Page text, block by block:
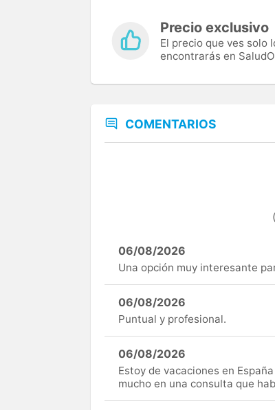
Precio exclusivo
El precio que ves solo
encontrarás en
COMENTARIOS
06/08/2026
Una opción muy interesante
06/08/2026
Puntual y profesional.
06/08/2026
Estoy de vacaciones en
mucho en una consulta que